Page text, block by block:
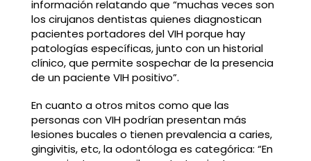
información relatando que “muchas veces son
los cirujanos dentistas quienes diagnostican
pacientes portadores del VIH porque hay
patologías específicas, junto con un historial
clínico, que permite sospechar de la presencia
de un paciente VIH positivo”.
En cuanto a otros mitos como que las
personas con VIH podrían presentan más
lesiones bucales o tienen prevalencia a caries,
gingivitis, etc, la odontóloga es categórica: “En